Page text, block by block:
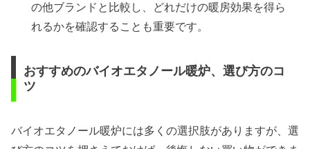
の他ブランドと比較し、どれだけの暖房効果を得ら
れるかを確認することも重要です。
おすすめのバイオエタノール暖炉、選び方のコ
ツ
バイオエタノール暖炉には多くの選択肢がありますが、選